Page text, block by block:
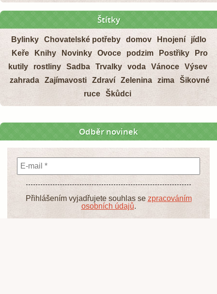
Štítky
Bylinky Chovatelské potřeby domov Hnojení
jídlo
Keře
Knihy Novinky Ovoce podzim Postřiky
Pro
kutily
rostliny Sadba Trvalky voda Vánoce
Výsev
zahrada
Zajímavosti Zdraví Zelenina zima
Šikovné
ruce
Škůdci
Odběr novinek
Přihlášením vyjadřujete souhlas se zpracováním
osobních údajů.